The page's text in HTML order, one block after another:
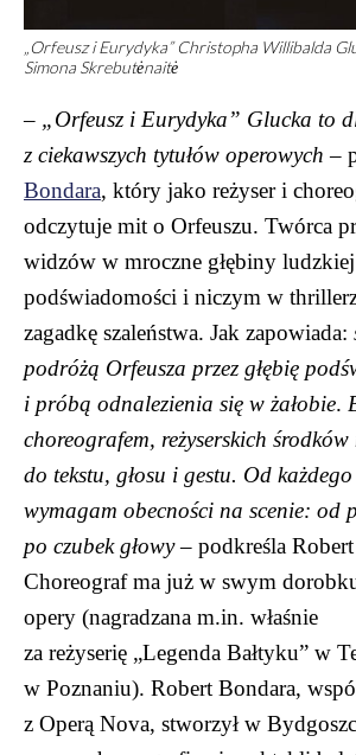
„Orfeusz i Eurydyka” Christopha Willibalda
Simona Skrebutėnaitė
– „Orfeusz i Eurydyka” Glucka to
z ciekawszych tytułów operowych–
Bondara, który jako reżyser i
odczytuje mit o Orfeuszu. Twórca
widzów w mroczne głębiny ludzkiej
podświadomości i niczym w
zagadkę szaleństwa. Jak zapowiada:
podróżą Orfeusza przez głębię
i próbą odnalezienia się w żałobie.
choreografem, reżyserskich
do tekstu, głosu i gestu. Od
wymagam obecności na scenie: od
po czubek głowy– podkreśla
Choreograf ma już w swym
opery (nagradzana m.in. właśnie
za reżyserię „Legenda Bałtyku” w
w Poznaniu). Robert Bondara,
z Operą Nova, stworzył w